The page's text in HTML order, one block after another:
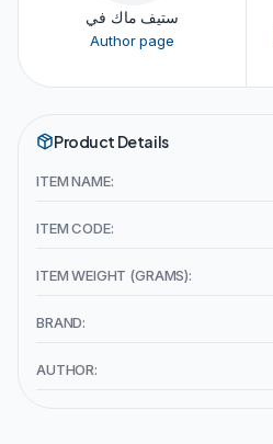
ستيف ماك في
Author page
Product Details
ITEM NAME:
ITEM CODE:
ITEM WEIGHT (GRAMS):
BRAND:
AUTHOR: